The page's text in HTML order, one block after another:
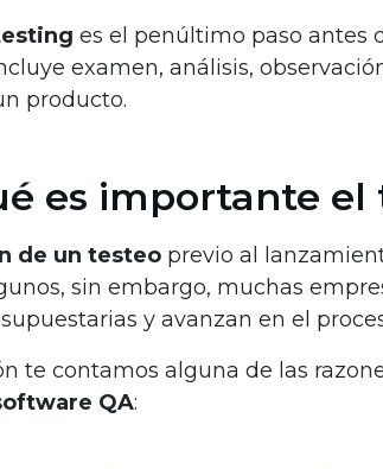
es el penúltimo paso antes
examen, análisis,
producto.
es importante el
de un testeo previo al
sin embargo, muchas
y avanzan en el
te contamos alguna de las
QA: